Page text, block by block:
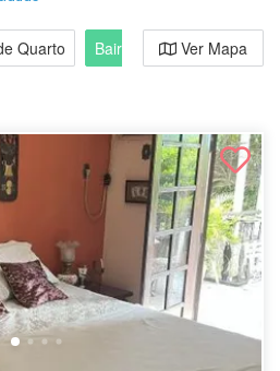
Quarto Bairro / RegiãoVer Mapa